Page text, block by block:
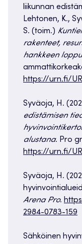
liikunnan
Lehtonen, K.,
S. (toim.)
rakenteet,
hankkeen
https://urn.fi/
Syväoja, H.
edistämisen
alustana. Pro
https://urn.fi/
Syväoja, H.
Arena Pro.
2984-0783-159
Sähköinen